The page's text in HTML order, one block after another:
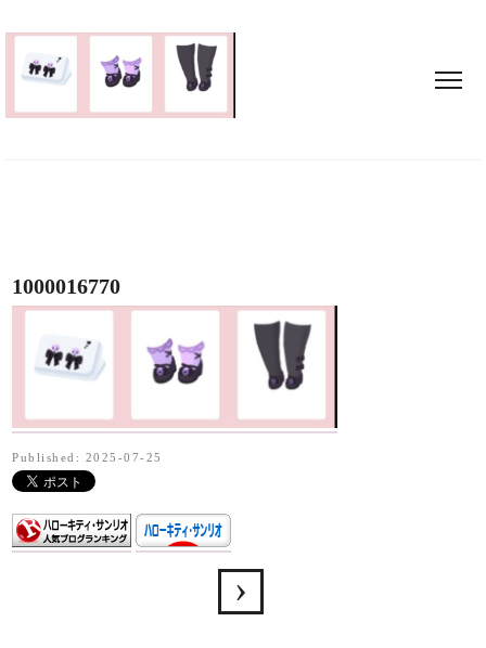
1000016770
Published: 2025-07-25